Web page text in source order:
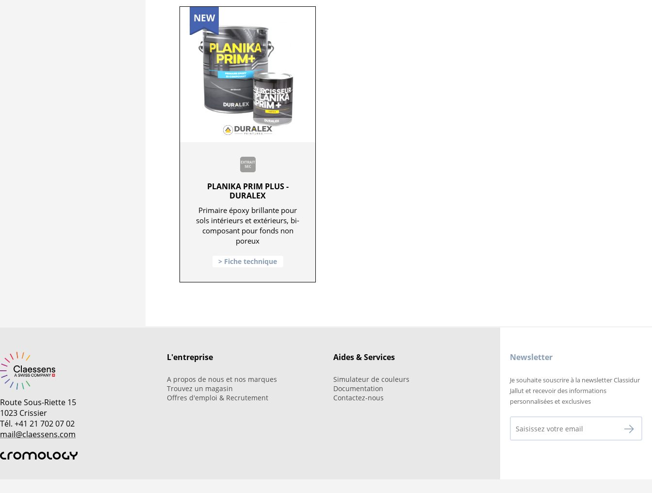
NEW
PLANIKA PRIM PLUS -
DURALEX
Primaire époxy brillante pour
sols intérieurs et extérieurs, bi-
composant pour fonds non
poreux
Fiche technique
Route Sous-Riette 15
1023 Crissier
Tél. +41 21 702 07 02
mail@claessens.com
L'entreprise
A propos de nous et nos marques
Trouvez un magasin
Offres d'emploi & Recrutement
Aides & Services
Simulateur de couleurs
Documentation
Contactez-nous
Newsletter
Je souhaite souscrire à la newsletter Classidur
Jallut et recevoir des informations
personnalisées et exclusives